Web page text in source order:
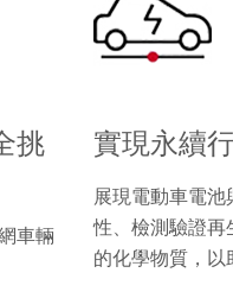
挑
車輛
實現永續
展現電動車電
性、檢測驗證再
的化學物質，以